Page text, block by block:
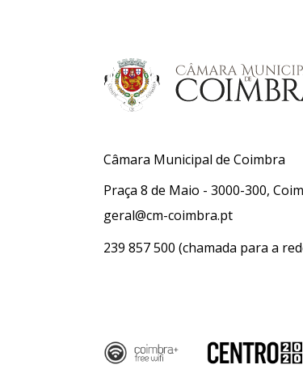
Câmara Municipal de Coimbra
Praça 8 de Maio - 3000-300,
geral@cm-coimbra.pt
239 857 500 (chamada para a